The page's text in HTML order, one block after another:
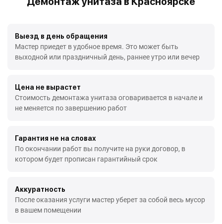
Выезд в день обращения
Мастер приедет в удобное время. Это может быть
выходной или праздничный день, раннее утро или вечер
Цена не вырастет
Стоимость демонтажа унитаза оговаривается в начале и
не меняется по завершению работ
Гарантия не на словах
По окончании работ вы получите на руки договор, в
котором будет прописан гарантийный срок
Аккуратность
После оказания услуги мастер уберет за собой весь мусор
в вашем помещении